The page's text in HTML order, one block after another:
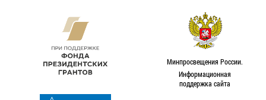
Минпросвещения России.
Информационная
поддержка сайта